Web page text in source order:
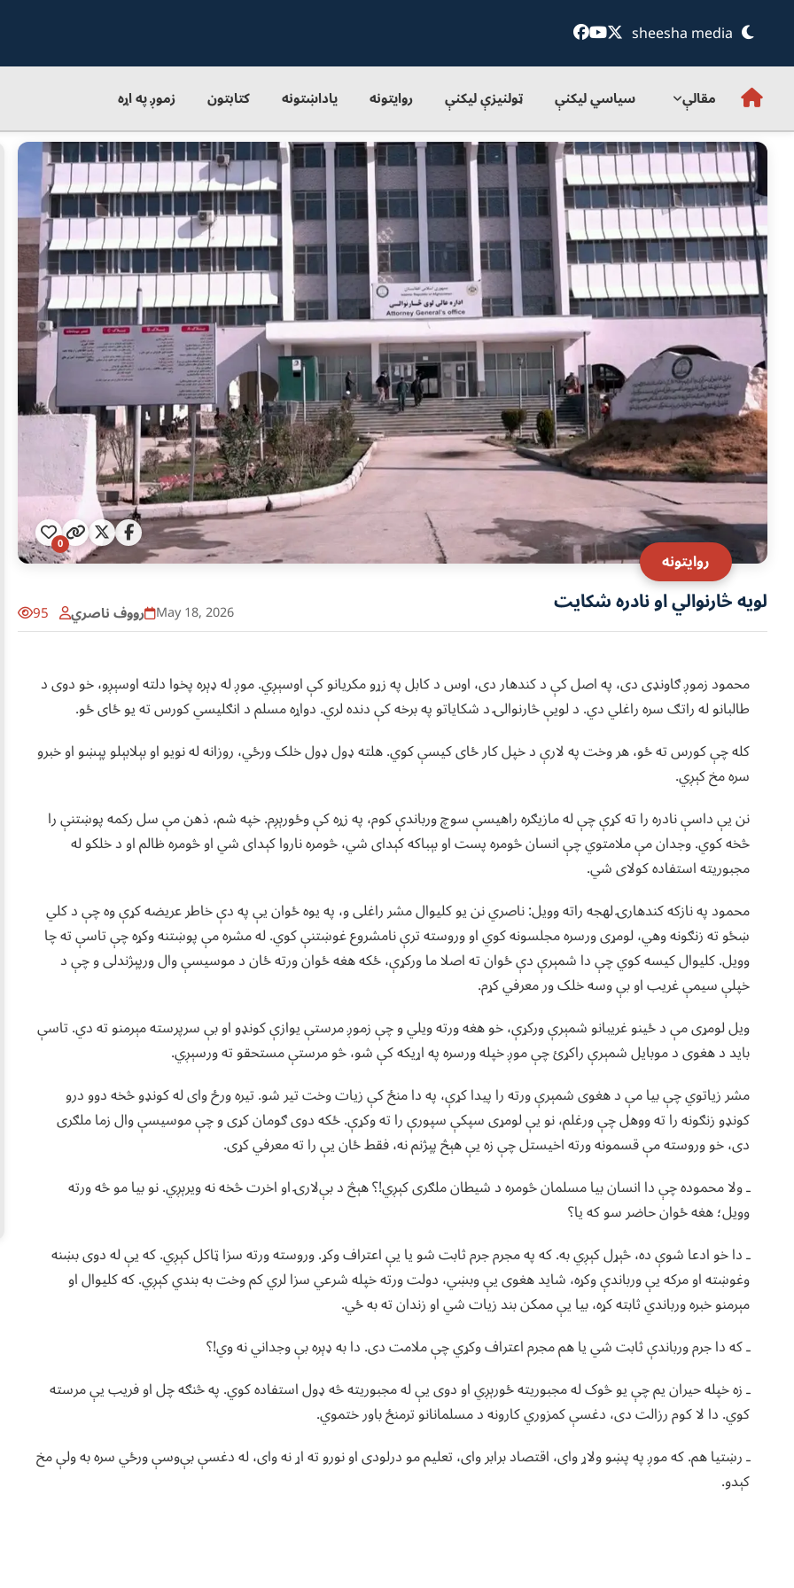
sheesha media
مقالې سياسي ليکنې ټولنيزې ليکنې روایتونه یاداښتونه کتابتون زموږ په اړه
روایتونه
0
لویه څارنوالي او نادره شکایت 95 رووف ناصري May 18, 2026
محمود زموږ ګاونډی دی، په اصل کې د کندهار دی، اوس د کابل په زړو مکریانو کې اوسېږي. موږ له ډېره پخوا دلته اوسېږو، خو دوی د
طالبانو له راتګ سره راغلي دي. د لویې څارنوالۍ د شکایاتو په برخه کې دنده لري. دواړه مسلم د انګلیسي کورس ته یو ځای ځو.
کله چې کورس ته ځو، هر وخت په لارې د خپل کار ځای کیسې کوي. هلته ډول ډول خلک ورځي، روزانه له نویو او بېلابېلو پېښو او خبرو
سره مخ کېږي.
نن یې داسې نادره را ته کړې چې له مازیګره راهیسې سوچ ورباندې کوم، په زړه کې وځورېږم. خپه شم، ذهن مې سل رکمه پوښتنې را
څخه کوي. وجدان مې ملامتوي چې انسان څومره پست او بېباکه کېدای شي، څومره ناروا کېدای شي او څومره ظالم او د خلکو له
مجبوریته استفاده کولای شي.
محمود په نازکه کندهارۍ لهجه راته وویل: ناصري نن یو کلیوال مشر راغلی و، په یوه ځوان یې په دې خاطر عریضه کړې وه چې د کلي
ښځو ته زنګونه وهي، لومړی ورسره مجلسونه کوي او وروسته ترې نامشروع غوښتنې کوي. له مشره مې پوښتنه وکړه چې تاسې ته چا
وویل. کلیوال کیسه کوي چې دا شمېرې دې ځوان ته اصلا ما ورکړې، ځکه هغه ځوان ورته ځان د موسیسې وال ورپېژندلی و چې د
خپلې سیمې غریب او بې وسه خلک ور معرفي کړم.
ویل لومړی مې د ځینو غریبانو شمېرې ورکړې، خو هغه ورته ویلي و چې زموږ مرستې یوازې کونډو او بې سرپرسته مېرمنو ته دي. تاسې
باید د هغوی د موبایل شمېرې راکړئ چې موږ خپله ورسره په اړیکه کې شو، څو مرستې مستحقو ته ورسېږي.
مشر زیاتوي چې بیا مې د هغوی شمېرې ورته را پیدا کړې، په دا منځ کې زیات وخت تیر شو. تیره ورځ وای له کونډو څخه دوو درو
کونډو زنګونه را ته ووهل چې ورغلم، نو یې لومړی سپکې سپورې را ته وکړې. ځکه دوی ګومان کړی و چې موسیسې وال زما ملګری
دی، خو وروسته مې قسمونه ورته اخیستل چې زه یې هېڅ پېژنم نه، فقط ځان یې را ته معرفي کړی.
ـ ولا محموده چې دا انسان بیا مسلمان څومره د شیطان ملګری کېږي!؟ هېڅ د بې‌لارۍ او اخرت څخه نه ویرېږي. نو بیا مو څه ورته
وویل؛ هغه ځوان حاضر سو که یا؟
ـ دا خو ادعا شوې ده، څېړل کېږي به. که په مجرم جرم ثابت شو یا یې اعتراف وکړ. وروسته ورته سزا ټاکل کېږي. که یې له دوی بښنه
وغوښته او مرکه یې ورباندې وکړه، شاید هغوی یې وبښي، دولت ورته خپله شرعي سزا لري کم وخت به بندي کېږي. که کلیوال او
مېرمنو خبره ورباندي ثابته کړه، بیا یې ممکن بند زیات شي او زندان ته به ځي.
ـ که دا جرم ورباندې ثابت شي یا هم مجرم اعتراف وکړي چې ملامت دی. دا به ډېره بې وجداني نه وي!؟
ـ زه خپله حیران یم چې یو څوک له مجبوریته ځورېږي او دوی یې له مجبوریته څه ډول استفاده کوي. په څنګه چل او فریب یې مرسته
کوي. دا لا کوم رزالت دی، دغسې کمزوري کارونه د مسلمانانو ترمنځ باور ختموي.
ـ رښتیا هم. که موږ په پښو ولاړ وای، اقتصاد برابر وای، تعلیم مو درلودی او نورو ته اړ نه وای، له دغسې بې‌وسې ورځي سره به ولې مخ
کېدو.